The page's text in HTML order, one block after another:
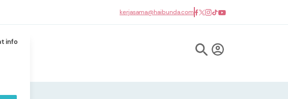
info
kerjasama@haibunda.com